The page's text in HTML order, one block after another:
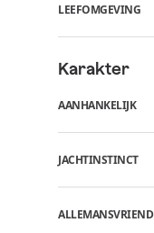
LEEFOMGEVING
Karakter
AANHANKELIJK
JACHTINSTINCT
ALLEMANSVRIEND